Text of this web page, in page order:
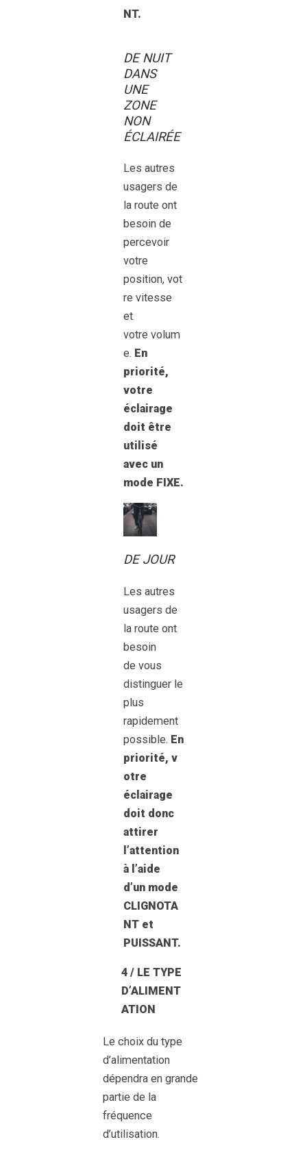
NT.
DE NUIT
DANS
UNE
ZONE
NON
ÉCLAIRÉE
Les autres
usagers de
la route ont
besoin de
percevoir
votre
position, vot
re vitesse
et
votre volum
e. En
priorité,
votre
éclairage
doit être
utilisé
avec un
mode FIXE.
DE JOUR
Les autres
usagers de
la route ont
besoin
de vous
distinguer le
plus
rapidement
possible. En
priorité, v
otre
éclairage
doit donc
attirer
l’attention
à l’aide
d’un mode
CLIGNOTA
NT et
PUISSANT.
4 / LE TYPE
D’ALIMENT
ATION
Le choix du type
d’alimentation
dépendra en grande
partie de la
fréquence
d’utilisation.